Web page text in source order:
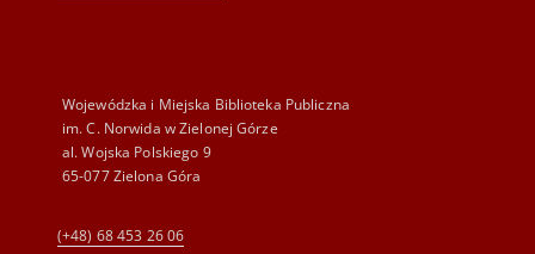
Wojewódzka i Miejska Biblioteka Publiczna
im. C. Norwida w Zielonej Górze
al. Wojska Polskiego 9
65-077 Zielona Góra
(+48) 68 453 26 06